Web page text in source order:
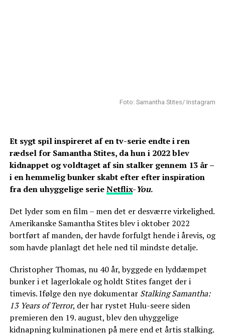
Foto: Samantha Stites/ Instagram
Et sygt spil inspireret af en tv-serie endte i ren
rædsel for Samantha Stites, da hun i 2022 blev
kidnappet og voldtaget af sin stalker gennem 13 år –
i en hemmelig bunker skabt efter efter inspiration
fra den uhyggelige serieNetflix-You.
Det lyder som en film – men det er desværre virkelighed.
Amerikanske Samantha Stites blev i oktober 2022
bortført af manden, der havde forfulgt hende i årevis, og
som havde planlagt det hele ned til mindste detalje.
Christopher Thomas, nu 40 år, byggede en lyddæmpet
bunker i et lagerlokale og holdt Stites fanget der i
timevis. Ifølge den nye dokumentar Stalking Samantha:
13 Years of Terror, der har rystet Hulu-seere siden
premieren den 19. august, blev den uhyggelige
kidnapning kulminationen på mere end et årtis stalking.